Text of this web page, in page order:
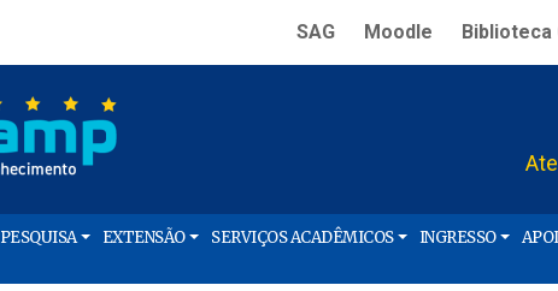
SAG Moodle Biblioteca
PESQUISA EXTENSÃO SERVIÇOS ACADÊMICOS INGRESSO